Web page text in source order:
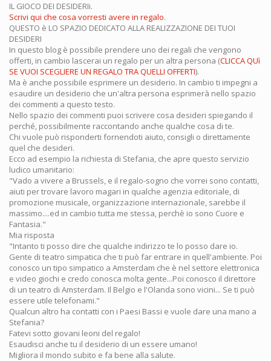
IL GIOCO DEI DESIDERIi.
Scrivi qui che cosa vorresti avere in regalo.
QUESTO è LO SPAZIO DEDICATO ALLA REALIZZAZIONE DEI TUOI
DESIDERI
In questo blog è possibile prendere uno dei regali che vengono
offerti, in cambio lascerai un regalo per un altra persona (CLICCA QUì
SE VUOI SCEGLIERE UN REGALO TRA QUELLI OFFERTI).
Ma è anche possibile esprimere un desiderio. In cambio ti impegni a
esaudire un desiderio che un'altra persona esprimerà nello spazio
dei commenti a questo testo.
Nello spazio dei commenti puoi scrivere cosa desideri spiegando il
perché, possibilmente raccontando anche qualche cosa di te.
Chi vuole può risponderti fornendoti aiuto, consigli o direttamente
quel che desideri.
Ecco ad esempio la richiesta di Stefania, che apre questo servizio
ludico umanitario:
"Vado a vivere a Brussels, e il regalo-sogno che vorrei sono contatti,
aiuti per trovare lavoro magari in qualche agenzia editoriale, di
promozione musicale, organizzazione internazionale, sarebbe il
massimo....ed in cambio tutta me stessa, perchè io sono Cuore e
Fantasia."
Mia risposta
"Intanto ti posso dire che qualche indirizzo te lo posso dare io.
Gente di teatro simpatica che ti può far entrare in quell'ambiente. Poi
conosco un tipo simpatico a Amsterdam che è nel settore elettronica
e video giochi e credo conosca molta gente...Poi conosco il direttore
di un teatro di Amsterdam. Il Belgio e l'Olanda sono vicini... Se ti può
essere utile telefonami."
Qualcun altro ha contatti con i Paesi Bassi e vuole dare una mano a
Stefania?
Fatevi sotto giovani leoni del regalo!
Esaudisci anche tu il desiderio di un essere umano!
Migliora il mondo subito e fa bene alla salute.